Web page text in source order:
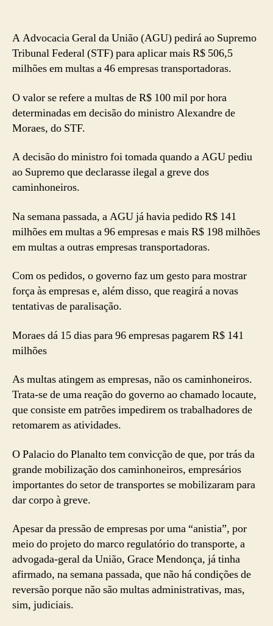
A Advocacia Geral da União (AGU) pedirá ao Supremo
Tribunal Federal (STF) para aplicar mais R$ 506,5
milhões em multas a 46 empresas transportadoras.
O valor se refere a multas de R$ 100 mil por hora
determinadas em decisão do ministro Alexandre de
Moraes, do STF.
A decisão do ministro foi tomada quando a AGU pediu
ao Supremo que declarasse ilegal a greve dos
caminhoneiros.
Na semana passada, a AGU já havia pedido R$ 141
milhões em multas a 96 empresas e mais R$ 198 milhões
em multas a outras empresas transportadoras.
Com os pedidos, o governo faz um gesto para mostrar
força às empresas e, além disso, que reagirá a novas
tentativas de paralisação.
Moraes dá 15 dias para 96 empresas pagarem R$ 141
milhões
As multas atingem as empresas, não os caminhoneiros.
Trata-se de uma reação do governo ao chamado locaute,
que consiste em patrões impedirem os trabalhadores de
retomarem as atividades.
O Palacio do Planalto tem convicção de que, por trás da
grande mobilização dos caminhoneiros, empresários
importantes do setor de transportes se mobilizaram para
dar corpo à greve.
Apesar da pressão de empresas por uma “anistia”, por
meio do projeto do marco regulatório do transporte, a
advogada-geral da União, Grace Mendonça, já tinha
afirmado, na semana passada, que não há condições de
reversão porque não são multas administrativas, mas,
sim, judiciais.